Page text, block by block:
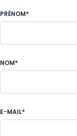
PRÉNOM*
NOM*
E-MAIL*